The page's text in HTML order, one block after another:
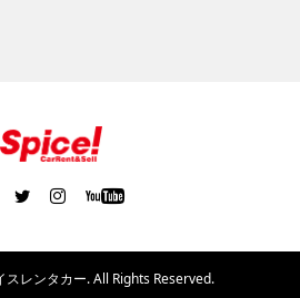
レンタカー. All Rights Reserved.